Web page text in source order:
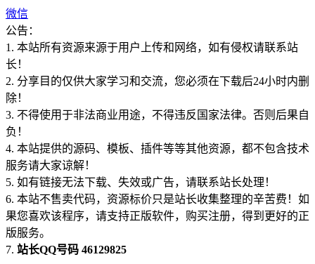
微信
公告：
1. 本站所有资源来源于用户上传和网络，如有侵权请联系站
长！
2. 分享目的仅供大家学习和交流，您必须在下载后24小时内删
除！
3. 不得使用于非法商业用途，不得违反国家法律。否则后果自
负！
4. 本站提供的源码、模板、插件等等其他资源，都不包含技术
服务请大家谅解！
5. 如有链接无法下载、失效或广告，请联系站长处理！
6. 本站不售卖代码，资源标价只是站长收集整理的辛苦费！如
果您喜欢该程序，请支持正版软件，购买注册，得到更好的正
版服务。
7. 站长QQ号码 46129825